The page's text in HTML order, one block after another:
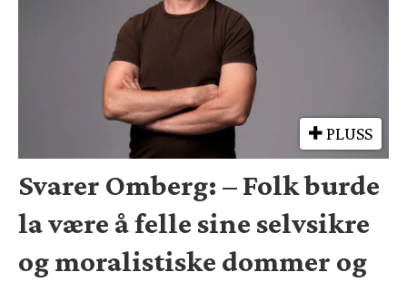
PLUSS
Svarer Omberg: – Folk burde
la være å felle sine selvsikre
og moralistiske dommer og